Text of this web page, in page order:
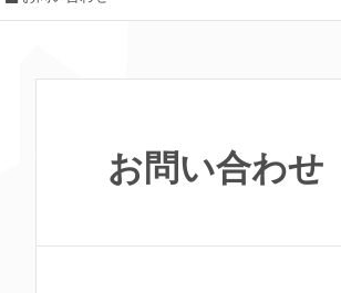
お問い合わせ